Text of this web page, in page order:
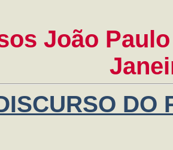
João
DO